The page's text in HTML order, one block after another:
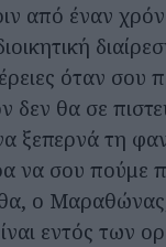
από έναν
όταν σου
δεν θα σε
ξεπερνά τη
να σου πούμε
ο
εντός των